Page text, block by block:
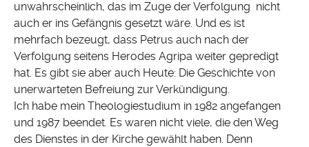
unwahrscheinlich, das im Zuge der Verfolgung nicht
auch er ins Gefängnis gesetzt wäre. Und es ist
mehrfach bezeugt, dass Petrus auch nach der
Verfolgung seitens Herodes Agripa weiter gepredigt
hat. Es gibt sie aber auch Heute: Die Geschichte von
unerwarteten Befreiung zur Verkündigung.
Ich habe mein Theologiestudium in 1982 angefangen
und 1987 beendet. Es waren nicht viele, die den Weg
des Dienstes in der Kirche gewählt haben. Denn